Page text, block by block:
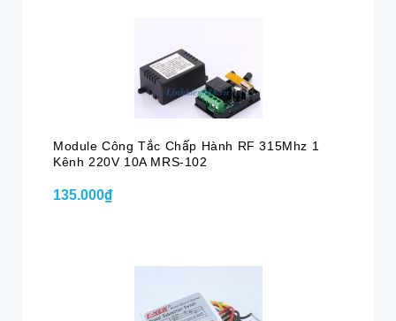
Module Công Tắc Chấp Hành RF 315Mhz 1
Kênh 220V 10A MRS-102
135.000₫